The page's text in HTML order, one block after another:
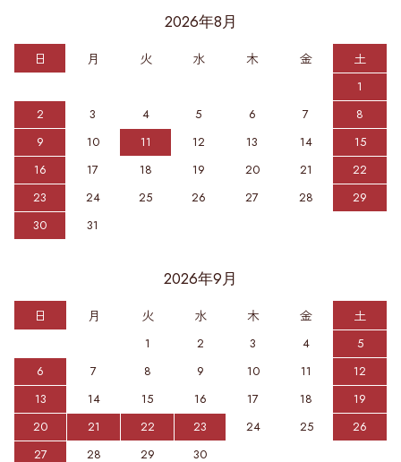
2026年8月
日 月 火 水 木 金 土
1
2
3 4 5 6 7
8
9
10 11 12 13 14
15
16
17 18 19 20 21
22
23
24 25 26 27 28
29
30
31
2026年9月
日 月 火 水 木 金 土
1 2 3 4
5
6
7 8 9 10 11
12
13
14 15 16 17 18
19
20
21 22 23 24 25
26
27
28 29 30